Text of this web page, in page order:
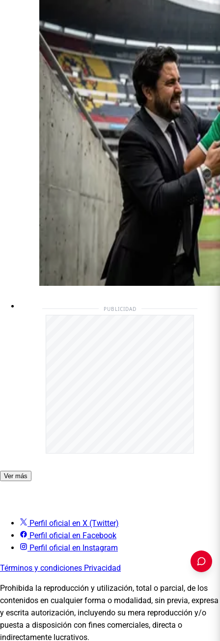
PUBLICIDAD
Ver más
Perfil oficial en X (Twitter)
Perfil oficial en Facebook
Perfil oficial en Instagram
Términos y condiciones Privacidad
Prohibida la reproducción y utilización, total o parcial, de los
contenidos en cualquier forma o modalidad, sin previa, expresa
y escrita autorización, incluyendo su mera reproducción y/o
puesta a disposición con fines comerciales, directa o
indirectamente lucrativos.